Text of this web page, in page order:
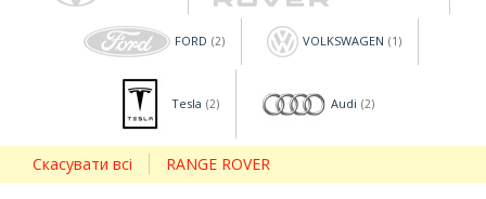
FORD (2) VOLKSWAGEN (1)
Tesla (2) Audi (2)
Скасувати всі RANGE ROVER